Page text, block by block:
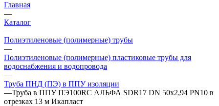
Главная
—
Каталог
—
Полиэтиленовые (полимерные) трубы
—
Полиэтиленовые (полимерные) пластиковые трубы для
водоснабжения и водопровода
—
Труба ПНД (ПЭ) в ППУ изоляции
—Труба в ППУ ПЭ100RC АЛЬФА SDR17 DN 50х2,94 PN10 в
отрезках 13 м Икапласт